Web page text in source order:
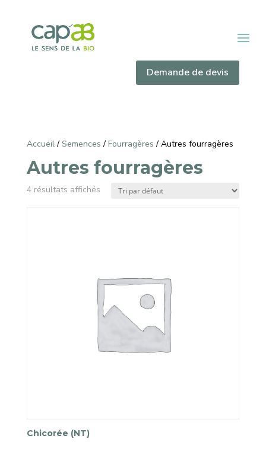
Demande de devis
Accueil/ Semences / Fourragères / Autres fourragères
Autres fourragères
4 résultats affichés
Chicorée (NT)